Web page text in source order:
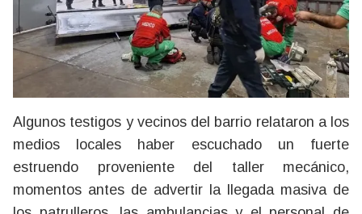
Algunos testigos y vecinos del barrio relataron a los
medios locales haber escuchado un fuerte
estruendo proveniente del taller mecánico,
momentos antes de advertir la llegada masiva de